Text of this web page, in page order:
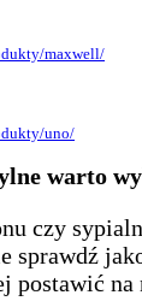
maxwell/
uno/
warto
czy
sprawdź
postawić